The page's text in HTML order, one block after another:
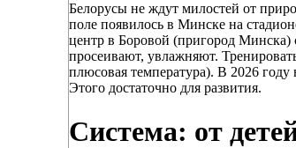
Белорусы не ждут милостей от
поле появилось в Минске на
центр в Боровой (пригород Минска)
просеивают, увлажняют.
плюсовая температура). В 2026
Этого достаточно для развития.
Система: от